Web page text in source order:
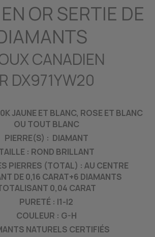
OR SERTIE DE
CANADIEN
DX971YW20
JAUNE ET BLANC, ROSE ET BLANC
OU TOUT BLANC
PIERRE(S) : DIAMANT
: ROND BRILLANT
PIERRES (TOTAL) : AU CENTRE
DE 0,16 CARAT+6 DIAMANTS
0,04 CARAT
PURETÉ : I1-I2
COULEUR : G-H
NATURELS CERTIFIÉS